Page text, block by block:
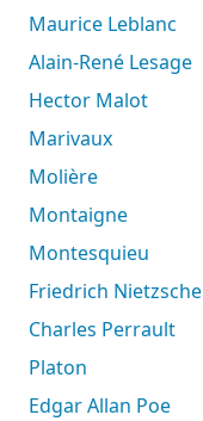
Maurice Leblanc
Alain-René Lesage
Hector Malot
Marivaux
Molière
Montaigne
Montesquieu
Friedrich Nietzsche
Charles Perrault
Platon
Edgar Allan Poe